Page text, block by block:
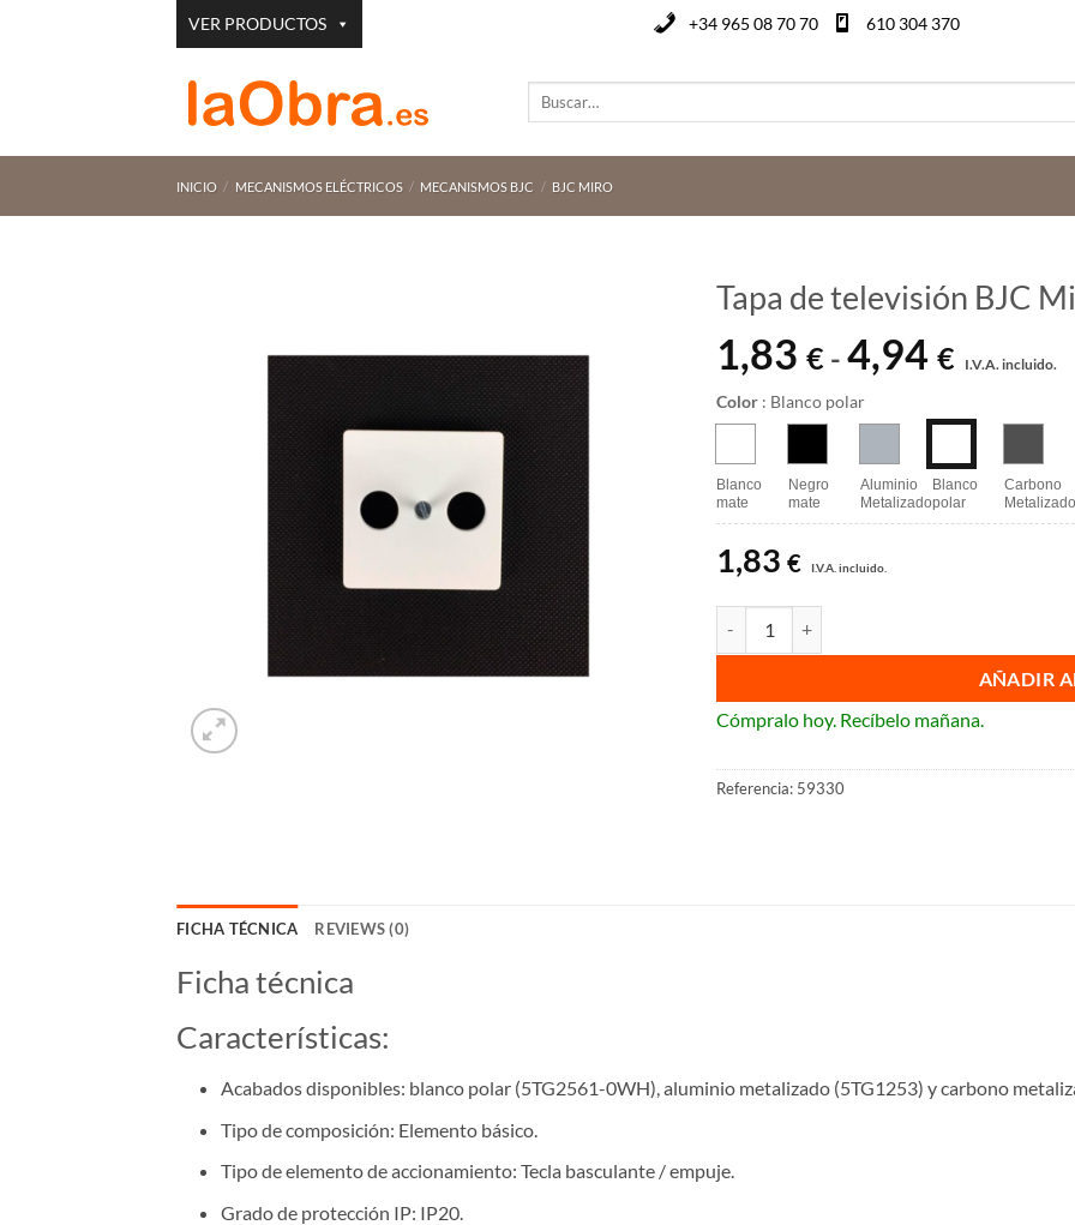
VER PRODUCTOS +34 965 08 70 70 610 304 370
Buscar
INICIO / MECANISMOS ELÉCTRICOS / MECANISMOS BJC / BJC MIRO
Tapa de televisión BJC
1,83 € - 4,94 €
de
desde
1,83 €
hasta
4,94 €
I.V.A. incluido.
Color : Blanco polar
Blanco
mate
Negro
mate
Aluminio
Metalizado
Blanco
polar
Carbono
Metalizado
1,83 € I.V.A. incluido.
AÑADIR
Cómpralo hoy. Recíbelo mañana.
Referencia: 59330
FICHA TÉCNICA REVIEWS (0)
Ficha técnica
Características:
Acabados disponibles: blanco polar (5TG2561-0WH), aluminio metalizado (5TG1253) y carbono
Tipo de composición: Elemento básico.
Tipo de elemento de accionamiento: Tecla basculante / empuje.
Grado de protección IP: IP20.